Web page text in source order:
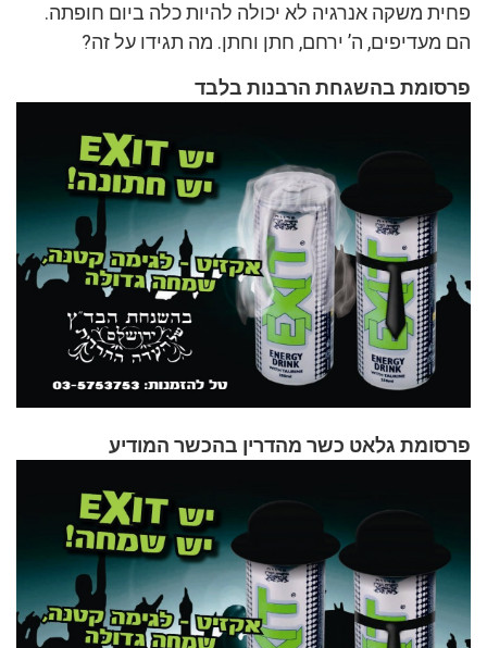
פחית משקה אנרגיה לא יכולה להיות כלה ביום חופתה.
הם מעדיפים, ה’ ירחם, חתן וחתן. מה תגידו על זה?
פרסומת בהשגחת הרבנות בלבד
פרסומת גלאט כשר מהדרין בהכשר המודיע